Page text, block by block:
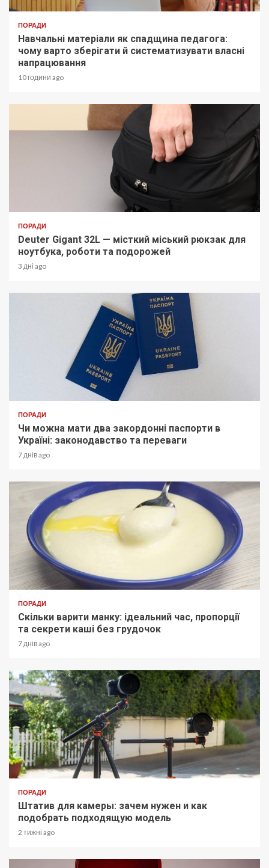
ПОРАДИ
Навчальні матеріали як спадщина педагога:
чому варто зберігати й систематизувати власні
напрацювання
10 години ago
ПОРАДИ
Deuter Gigant 32L — місткий міський рюкзак для
ноутбука, роботи та подорожей
3 дні ago
ПОРАДИ
Чи можна мати два закордонні паспорти в
Україні: законодавство та переваги
7 днів ago
ПОРАДИ
Скільки варити манку: ідеальний час, пропорції
та секрети каші без грудочок
7 днів ago
ПОРАДИ
Штатив для камеры: зачем нужен и как
подобрать подходящую модель
2 тижні ago